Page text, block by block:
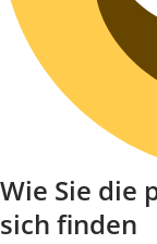
Wie Sie die
sich finden